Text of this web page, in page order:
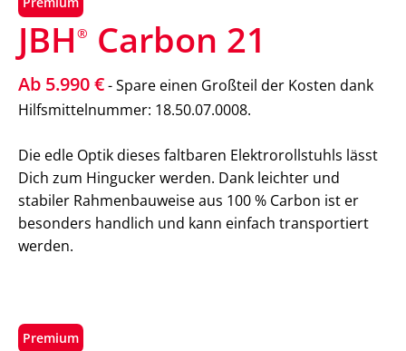
Premium
JBH ® Carbon 21
Ab 5.990 €- Spare einen Großteil der Kosten dank
Hilfsmittelnummer: 18.50.07.0008.
Die edle Optik dieses faltbaren Elektrorollstuhls lässt
Dich zum Hingucker werden. Dank leichter und
stabiler Rahmenbauweise aus 100 % Carbon ist er
besonders handlich und kann einfach transportiert
werden.